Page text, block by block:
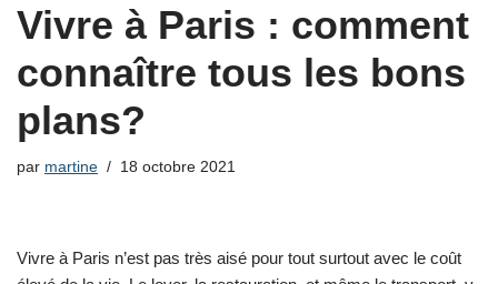
Vivre à Paris : comment
connaître tous les bons
plans?
par martine 18 octobre 2021
Vivre à Paris n’est pas très aisé pour tout surtout avec le coût